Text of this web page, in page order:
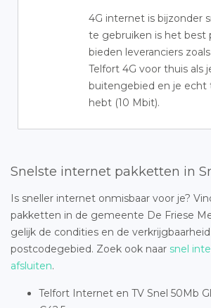
4G internet is bijzonder
te gebruiken is het best
bieden leveranciers
Telfort 4G voor thuis als
buitengebied en je echt
hebt (10 Mbit).
Snelste internet pakketten in
Is sneller internet onmisbaar voor je?
pakketten in de gemeente De Friese
gelijk de condities en de
postcodegebied. Zoek ook naar snel
afsluiten.
Telfort Internet en TV Snel 50Mb